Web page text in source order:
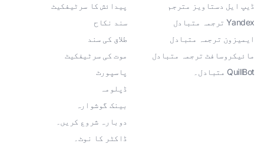
ڈیپ ایل دستاویز مترجم
Yandex ترجمہ متبادل
ایمیزون ترجمہ متبادل
مائیکروسافٹ ترجمہ متبادل
QuillBot متبادل۔
پیدائش کا سرٹیفکیٹ
سند نکاح
طلاق کی سند
موت کی سرٹیفکیٹ
پاسپورٹ
ڈپلومہ
بینک گوشوارہ
دوبارہ شروع کریں۔
ڈاکٹر کا نوٹ۔